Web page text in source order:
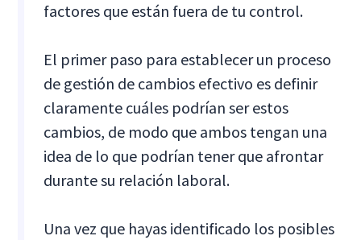
factores que están fuera de tu control.
El primer paso para establecer un proceso
de gestión de cambios efectivo es definir
claramente cuáles podrían ser estos
cambios, de modo que ambos tengan una
idea de lo que podrían tener que afrontar
durante su relación laboral.
Una vez que hayas identificado los posibles